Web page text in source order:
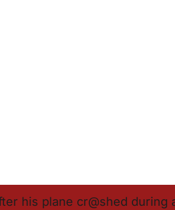
his plane cr@shed during